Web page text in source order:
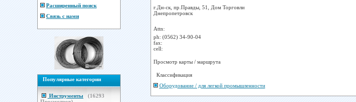
Расширенный поиск
Связь с нами
Популярные категории
Инструменты (16293
г.Дн-ск, пр.Правды, 51, Дом Торговли
Днепропетровск
Attn:
ph: (0562) 34-90-04
fax:
cell:
Просмотр карты / маршрута
Классификация
Оборудование / для легкой промышленности